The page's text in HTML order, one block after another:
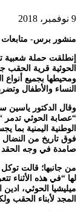
9 نوفمبر، 2018
منشور برس- متابعات
إنطلقت حملة شعبية
الحوثية قرية
ومحيطها بجميع أنواع
النساء والأطفال
وقال الدكتور ياسين
“عصابة الحوثي
الوطنية اليمنية بما
فوق تاريخ من
صامدة في وجه الحقد
من جانبها؛ قالت
لها “في هذه
ميليشيا الحوثي،
المجد لأبناء الحقب